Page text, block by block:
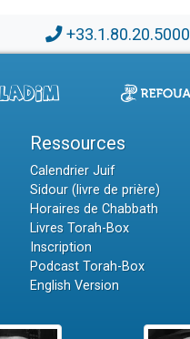
+33.1.80.20.5000
Ressources
Calendrier Juif
Sidour (livre de prière)
Horaires de Chabbath
Livres Torah-Box
Inscription
Podcast Torah-Box
English Version